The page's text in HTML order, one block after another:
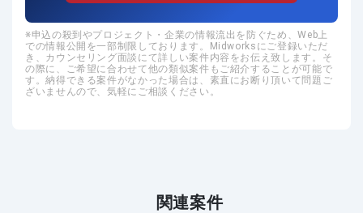
申込の殺到やプロジェクト・企業の情報流出を防ぐため、Web上
での情報公開を一部制限しております。Midworksにご登録いただ
き、カウンセリング面談にて詳しい案件内容をお伝え致します。そ
の際に、ご希望に合わせて他の類似案件もご紹介することが可能で
す。納得できる案件がなかった場合は、素直にお断り頂いて問題ご
ざいませんので、気軽にご相談ください。
関連案件